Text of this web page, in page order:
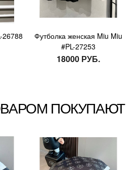
26788
Футболка женская Miu Miu
#PL-27253
18000 РУБ.
ПОКУПАЮТ